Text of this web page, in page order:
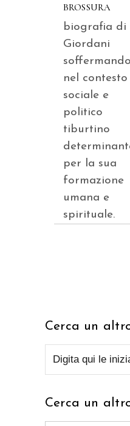
BROSSURA
biografia di
Giordani
nel contesto
sociale e
politico
tiburtino
per la sua
formazione
umana e
spirituale.
Cerca un
Cerca un